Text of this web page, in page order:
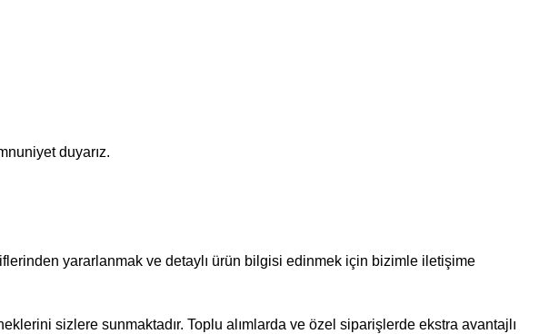
duyarız.
yararlanmak ve detaylı ürün bilgisi edinmek için bizimle iletişime
sizlere sunmaktadır. Toplu alımlarda ve özel siparişlerde ekstra avantajlı